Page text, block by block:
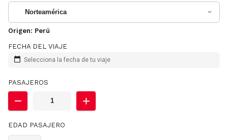
Norteamérica
Origen: Perú
FECHA DEL VIAJE
Selecciona la fecha de tu viaje
PASAJEROS
EDAD PASAJERO